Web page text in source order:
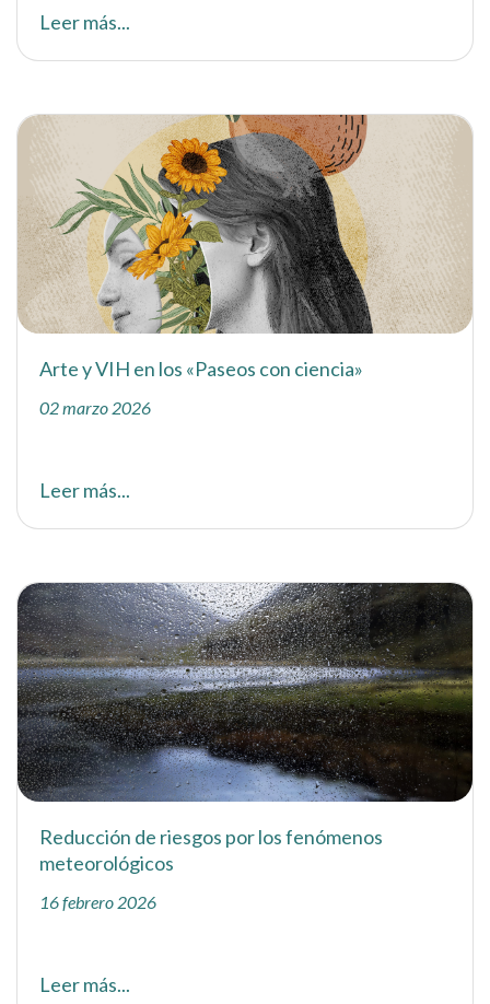
Leer más...
Arte y VIH en los «Paseos con ciencia»
02 marzo 2026
Leer más...
Reducción de riesgos por los fenómenos
meteorológicos
16 febrero 2026
Leer más...